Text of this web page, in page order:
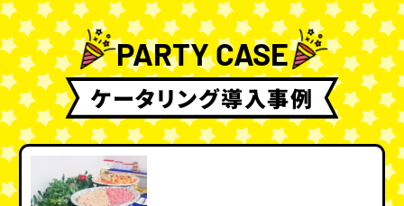
PARTY CASE
ケータリング導入事例